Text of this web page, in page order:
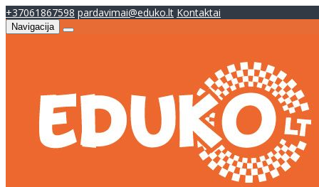
+37061867598 pardavimai@eduko.lt Kontaktai
Navigacija